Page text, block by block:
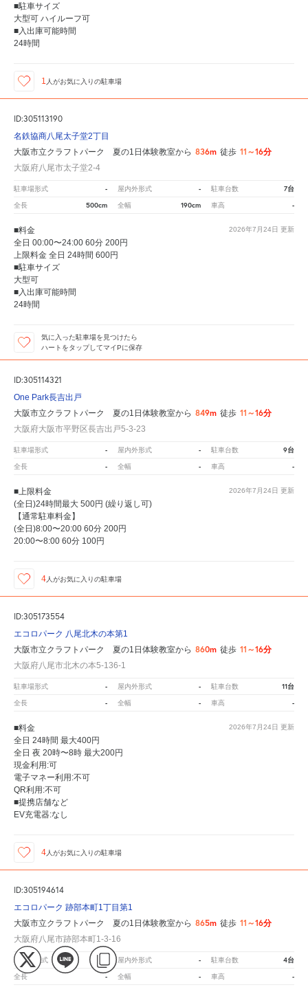
■駐車サイズ
大型可 ハイルーフ可
■入出庫可能時間
24時間
1 人がお気に入りの駐車場
ID:305113190
名鉄協商八尾太子堂2丁目
大阪市立クラフトパーク 夏の1日体験教室から 836m 徒歩 11～16分
大阪府八尾市太子堂2-4
駐車場形式 - 屋内外形式 - 駐車台数 7台
全長 500cm 全幅 190cm 車高 -
2026年7月24日 更新
■料金
全日 00:00〜24:00 60分 200円
上限料金 全日 24時間 600円
■駐車サイズ
大型可
■入出庫可能時間
24時間
気に入った駐車場を見つけたら
ハートをタップしてマイPに保存
ID:305114321
One Park長吉出戸
大阪市立クラフトパーク 夏の1日体験教室から 849m 徒歩 11～16分
大阪府大阪市平野区長吉出戸5-3-23
駐車場形式 - 屋内外形式 - 駐車台数 9台
全長 - 全幅 - 車高 -
2026年7月24日 更新
■上限料金
(全日)24時間最大 500円 (繰り返し可)
【通常駐車料金】
(全日)8:00〜20:00 60分 200円
20:00〜8:00 60分 100円
4人がお気に入りの駐車場
ID:305173554
エコロパーク 八尾北木の本第1
大阪市立クラフトパーク 夏の1日体験教室から 860m 徒歩 11～16分
大阪府八尾市北木の本5-136-1
駐車場形式 - 屋内外形式 - 駐車台数 11台
全長 - 全幅 - 車高 -
2026年7月24日 更新
■料金
全日 24時間 最大400円
全日 夜 20時〜8時 最大200円
現金利用:可
電子マネー利用:不可
QR利用:不可
■提携店舗など
EV充電器:なし
4人がお気に入りの駐車場
ID:305194614
エコロパーク 跡部本町1丁目第1
大阪市立クラフトパーク 夏の1日体験教室から 865m 徒歩 11～16分
大阪府八尾市跡部本町1-3-16
駐車場形式 屋内外形式 - 駐車台数 4台
全長 - 全幅 - 車高 -